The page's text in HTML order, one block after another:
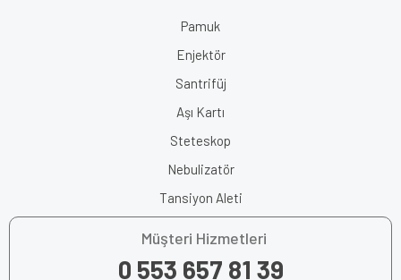
Pamuk
Enjektör
Santrifüj
Aşı Kartı
Steteskop
Nebulizatör
Tansiyon Aleti
Müşteri Hizmetleri
0 553 657 81 39